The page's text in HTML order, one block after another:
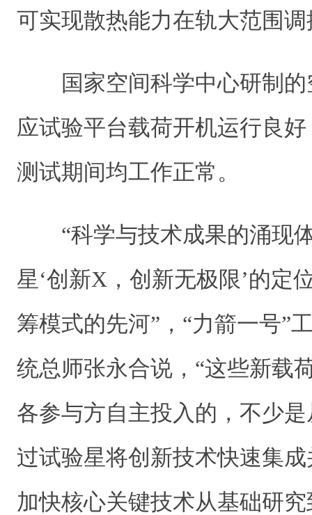
可实现散热能力在轨大范围调
国家空间科学中心研制
应试验平台载荷开机运行良
测试期间均工作正常。
“科学与技术成果的涌现
星‘创新X，创新无极限’的定
筹模式的先河”，“力箭一号”
统总师张永合说，“这些新载
各参与方自主投入的，不少
过试验星将创新技术快速集
加快核心关键技术从基础研